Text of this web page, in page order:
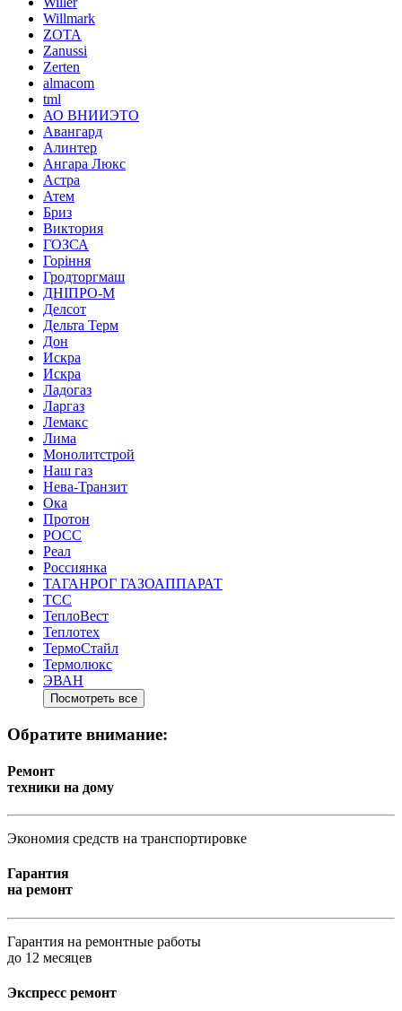
Willmark
ZOTA
Zanussi
Zerten
almacom
tml
АО ВНИИЭТО
Авангард
Алинтер
Ангара Люкс
Астра
Атем
Бриз
Виктория
ГОЗСА
Горіння
Гродторгмаш
ДНІПРО-М
Делсот
Дельта Терм
Дон
Искра
Искра
Ладогаз
Ларгаз
Лемакс
Лима
Монолитстрой
Наш газ
Нева-Транзит
Ока
Протон
РОСС
Реал
Россиянка
ТАГАНРОГ ГАЗОАППАРАТ
ТСС
ТеплоВест
Теплотех
ТермоСтайл
Термолюкс
ЭВАН
Посмотреть все
Обратите внимание:
Ремонт
техники на дому
Экономия средств на транспортировке
Гарантия
на ремонт
Гарантия на ремонтные работы
до 12 месяцев
Экспресс ремонт